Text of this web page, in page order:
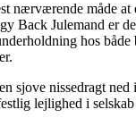
nærværende måde at
Back Julemand er
hos både
sjove nissedragt ned
lejlighed i